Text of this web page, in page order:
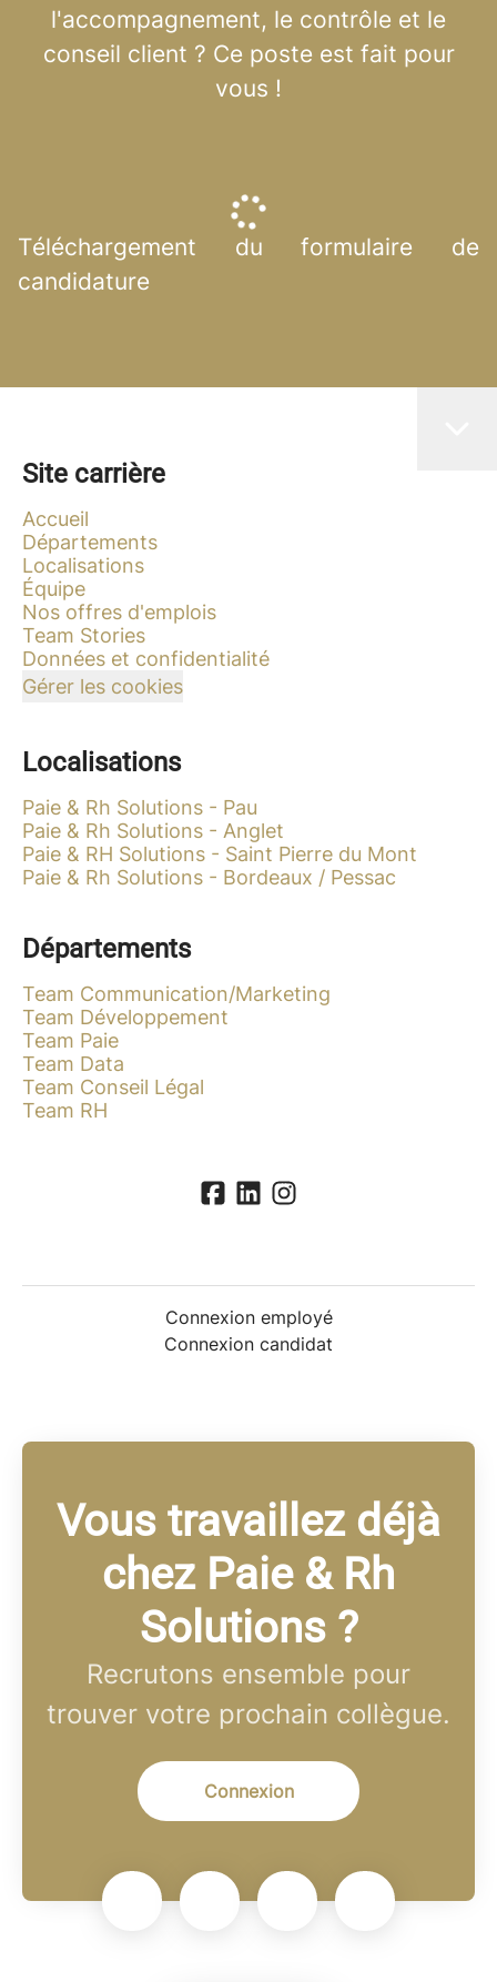
l'accompagnement, le contrôle et le
conseil client ? Ce poste est fait pour
vous !
Téléchargement du formulaire de
candidature
Site carrière
Accueil
Départements
Localisations
Équipe
Nos offres d'emplois
Team Stories
Données et confidentialité
Gérer les cookies
Localisations
Paie & Rh Solutions - Pau
Paie & Rh Solutions - Anglet
Paie & RH Solutions - Saint Pierre du Mont
Paie & Rh Solutions - Bordeaux / Pessac
Départements
Team Communication/Marketing
Team Développement
Team Paie
Team Data
Team Conseil Légal
Team RH
Connexion employé
Connexion candidat
Vous travaillez déjà
chez Paie & Rh
Solutions ?
Recrutons ensemble pour
trouver votre prochain collègue.
Connexion